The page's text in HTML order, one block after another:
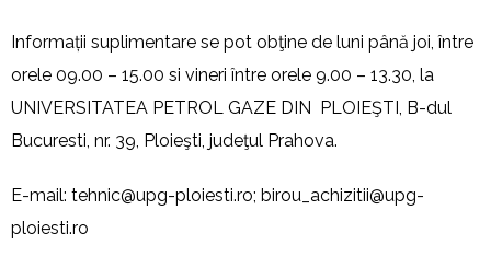
Informații suplimentare se pot obţine de luni până joi, între
orele 09.00 – 15.00 si vineri între orele 9.00 – 13.30, la
UNIVERSITATEA PETROL GAZE DIN PLOIEŞTI, B-dul
Bucuresti, nr. 39, Ploieşti, judeţul Prahova.
E-mail: tehnic@upg-ploiesti.ro; birou_achizitii@upg-
ploiesti.ro